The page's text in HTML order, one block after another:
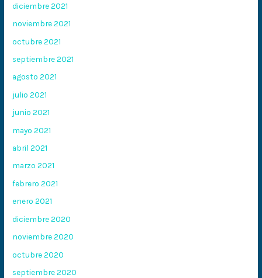
diciembre 2021
noviembre 2021
octubre 2021
septiembre 2021
agosto 2021
julio 2021
junio 2021
mayo 2021
abril 2021
marzo 2021
febrero 2021
enero 2021
diciembre 2020
noviembre 2020
octubre 2020
septiembre 2020